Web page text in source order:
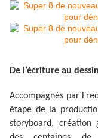
De l’écriture au
Accompagnés par
étape de la
storyboard, création